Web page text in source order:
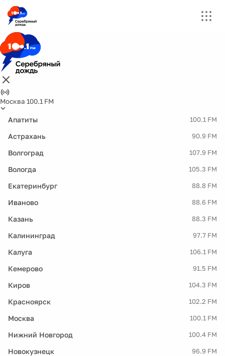
Москва 100.1 FM
Апатиты 100.1 FM
Астрахань 90.9 FM
Волгоград 107.9 FM
Вологда 105.3 FM
Екатеринбург 88.8 FM
Иваново 88.6 FM
Казань 88.3 FM
Калининград 97.7 FM
Калуга 106.1 FM
Кемерово 91.5 FM
Киров 104.3 FM
Красноярск 102.2 FM
Москва 100.1 FM
Нижний Новгород 100.4 FM
Новокузнецк 96.9 FM